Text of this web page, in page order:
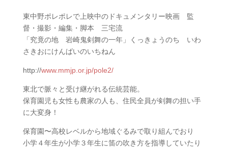
東中野ポレポレで上映中のドキュメンタリー映画 監
督・撮影・編集・脚本 三宅流
「究竟の地 岩崎鬼剣舞の一年」くっきょうのち いわ
さきおにけんばいのいちねん
http://www.mmjp.or.jp/pole2/
東北で脈々と受け継がれる伝統芸能。
保育園児も女性も農家の人も、住民全員が剣舞の担い手
に大変身！
保育園〜高校レベルから地域ぐるみで取り組んでおり
小学４年生が小学３年生に笛の吹き方を指導していたり